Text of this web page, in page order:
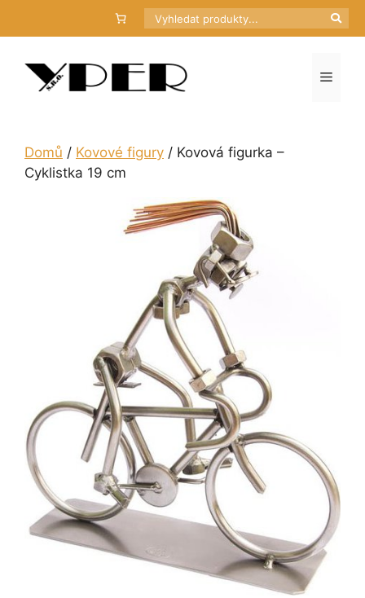
Hledat
Menu
Domů / Kovové figury / Kovová figurka –
Cyklistka 19 cm